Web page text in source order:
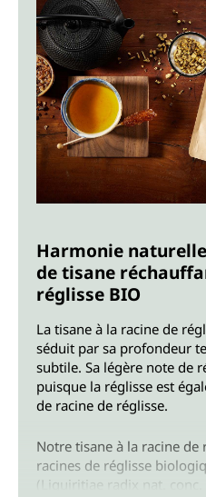
Harmonie
de tisane
réglisse BIO
La tisane à la racine de
séduit par sa profondeur
subtile. Sa légère note de
puisque la réglisse est
de racine de réglisse.
Notre tisane à la racine de
racines de réglisse
(Liquiritiae radix nat.